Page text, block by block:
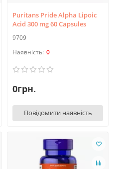
Puritans Pride Alpha Lipoic
Acid 300 mg 60 Capsules
9709
0
0грн.
Повідомити наявність